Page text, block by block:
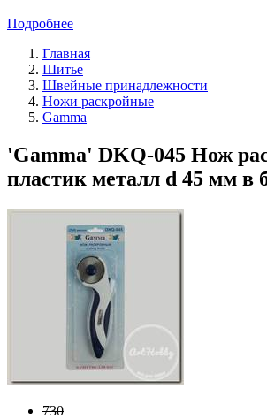
Подробнее
Главная
Шитье
Швейные принадлежности
Ножи раскройные
Gamma
'Gamma' DKQ-045 Нож
пластик металл d 45 мм в
730